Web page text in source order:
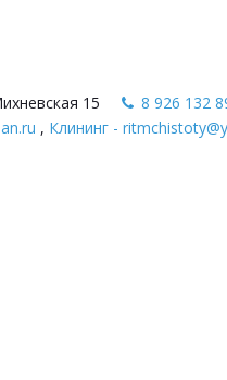
8 926 132
15
, Клининг -